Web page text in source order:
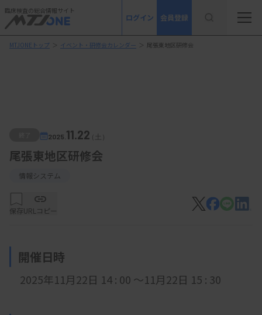
臨床検査の総合情報サイト
ログイン 会員登録
MTJONEトップ ＞ イベント・研修会カレンダー ＞ 尾張東地区研修会
2025. 11.22（土）
尾張東地区研修会
情報システム
保存URLコピー
開催日時
2025年11月22日 14: 00 ～11月22日 15 : 30